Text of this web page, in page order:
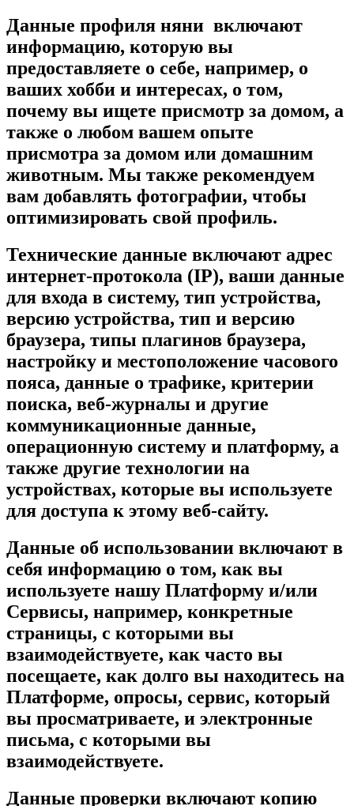
Данные профиля няни включают
информацию, которую вы
предоставляете о себе, например, о
ваших хобби и интересах, о том,
почему вы ищете присмотр за домом, а
также о любом вашем опыте
присмотра за домом или домашним
животным. Мы также рекомендуем
вам добавлять фотографии, чтобы
оптимизировать свой профиль.
Технические данные включают адрес
интернет-протокола (IP), ваши данные
для входа в систему, тип устройства,
версию устройства, тип и версию
браузера, типы плагинов браузера,
настройку и местоположение часового
пояса, данные о трафике, критерии
поиска, веб-журналы и другие
коммуникационные данные,
операционную систему и платформу, а
также другие технологии на
устройствах, которые вы используете
для доступа к этому веб-сайту.
Данные об использовании включают в
себя информацию о том, как вы
используете нашу Платформу и/или
Сервисы, например, конкретные
страницы, с которыми вы
взаимодействуете, как часто вы
посещаете, как долго вы находитесь на
Платформе, опросы, сервис, который
вы просматриваете, и электронные
письма, с которыми вы
взаимодействуете.
Данные проверки включают копию